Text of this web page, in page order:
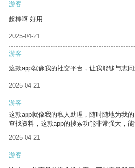
游客
超棒啊 好用
2025-04-21
游客
这款app就像我的社交平台，让我能够与志同
2025-04-21
游客
这款app就像我的私人助理，随时随地为我
查找资料，这款app的搜索功能非常强大，能
2025-04-21
游客